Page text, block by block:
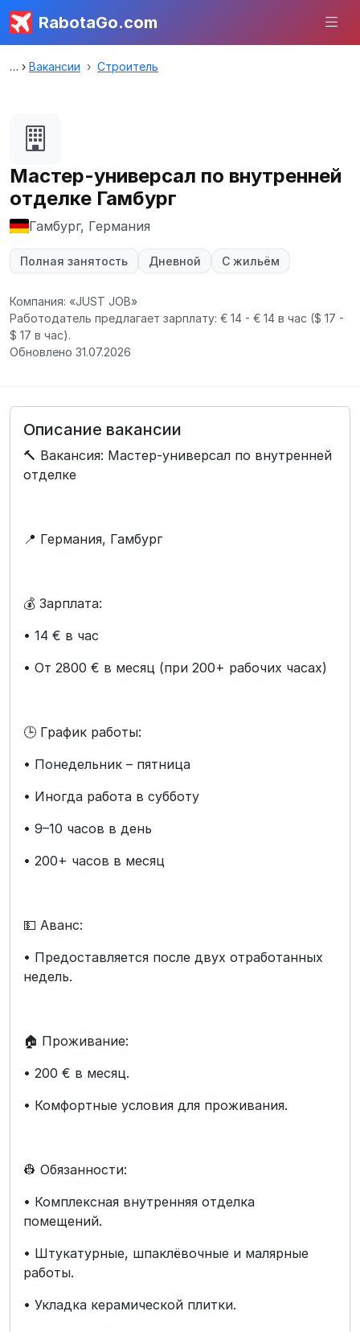
RabotaGo.com
Вакансии Строитель
Мастер-универсал по внутренней
отделке Гамбург
Гамбург, Германия
Полная занятость Дневной С жильём
Компания: «JUST JOB»
Работодатель предлагает зарплату: € 14 - € 14 в час ($ 17 -
$ 17 в час).
Обновлено 31.07.2026
Описание вакансии
🔨 Вакансия: Мастер-универсал по внутренней
отделке
📍 Германия, Гамбург
💰 Зарплата:
• 14 € в час
• От 2800 € в месяц (при 200+ рабочих часах)
🕒 График работы:
• Понедельник – пятница
• Иногда работа в субботу
• 9–10 часов в день
• 200+ часов в месяц
💵 Аванс:
• Предоставляется после двух отработанных
недель.
🏠 Проживание:
• 200 € в месяц.
• Комфортные условия для проживания.
👷 Обязанности:
• Комплексная внутренняя отделка
помещений.
• Штукатурные, шпаклёвочные и малярные
работы.
• Укладка керамической плитки.